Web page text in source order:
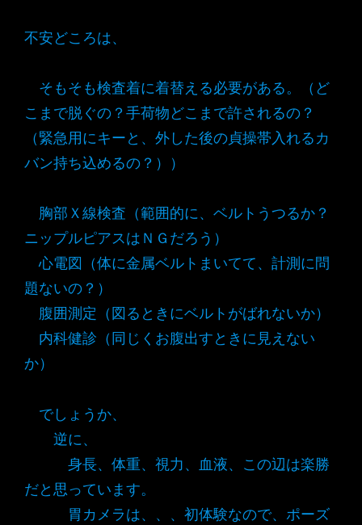
不安どころは、
そもそも検査着に着替える必要がある。（ど
こまで脱ぐの？手荷物どこまで許されるの？
（緊急用にキーと、外した後の貞操帯入れるカ
バン持ち込めるの？））
胸部Ｘ線検査（範囲的に、ベルトうつるか？
ニップルピアスはＮＧだろう）
心電図（体に金属ベルトまいてて、計測に問
題ないの？）
腹囲測定（図るときにベルトがばれないか）
内科健診（同じくお腹出すときに見えない
か）
でしょうか、
逆に、
身長、体重、視力、血液、この辺は楽勝
だと思っています。
胃カメラは、、、初体験なので、ポーズ